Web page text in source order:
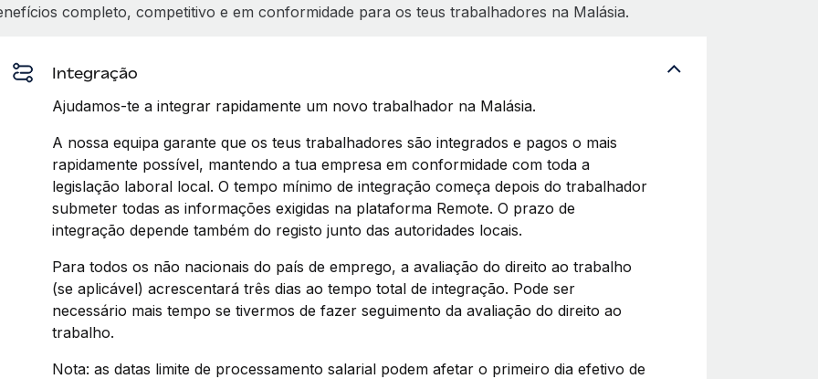
completo, competitivo e em conformidade para os teus trabalhadores na Malásia.
Integração
Ajudamos-te a integrar rapidamente um novo trabalhador na Malásia.
A nossa equipa garante que os teus trabalhadores são integrados e pagos o mais
rapidamente possível, mantendo a tua empresa em conformidade com toda a
legislação laboral local. O tempo mínimo de integração começa depois do trabalhador
submeter todas as informações exigidas na plataforma Remote. O prazo de
integração depende também do registo junto das autoridades locais.
Para todos os não nacionais do país de emprego, a avaliação do direito ao trabalho
(se aplicável) acrescentará três dias ao tempo total de integração. Pode ser
necessário mais tempo se tivermos de fazer seguimento da avaliação do direito ao
trabalho.
Nota: as datas limite de processamento salarial podem afetar o primeiro dia efetivo de